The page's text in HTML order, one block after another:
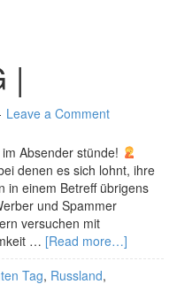
|
Leave a Comment
Absender stünde!
denen es sich lohnt, ihre
in einem Betreff übrigens
und Spammer
versuchen mit
… [Read more…]
Tag, Russland,